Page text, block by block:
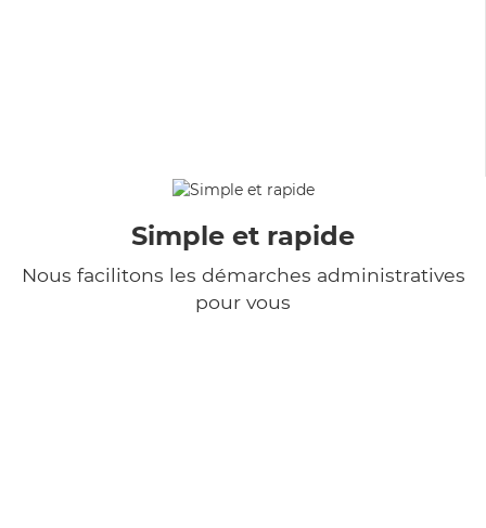
Simple et rapide
Nous facilitons les démarches administratives
pour vous